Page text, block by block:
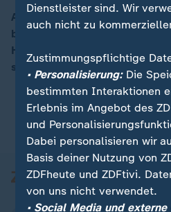
Ab heute können Käufer von
beantragen, teils rückwirkend
Höhe richtet sich nach dem
soll den Markt beleben. Doch
Dienstleister sind. Wir
auch nicht zu
Zustimmungspflichtige
• Personalisierung:Die
bestimmten Interaktionen
Erlebnis im Angebot des
und
Dabei personalisieren wir
Basis deiner Nutzung von
ZDFheute und ZDFtivi.
von uns nicht verwendet.
• Social Media und